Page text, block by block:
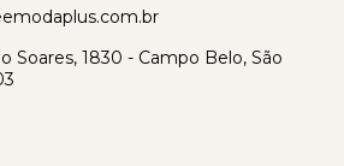
Soares, 1830 - Campo Belo, São